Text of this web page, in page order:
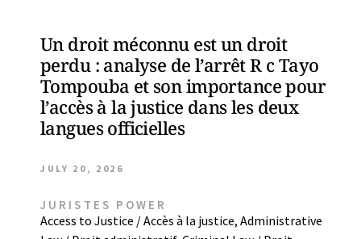
Un droit méconnu est un droit
perdu : analyse de l’arrêt R c Tayo
Tompouba et son importance pour
l’accès à la justice dans les deux
langues officielles
JULY 20, 2026
JURISTES POWER
Access to Justice / Accès à la justice, Administrative